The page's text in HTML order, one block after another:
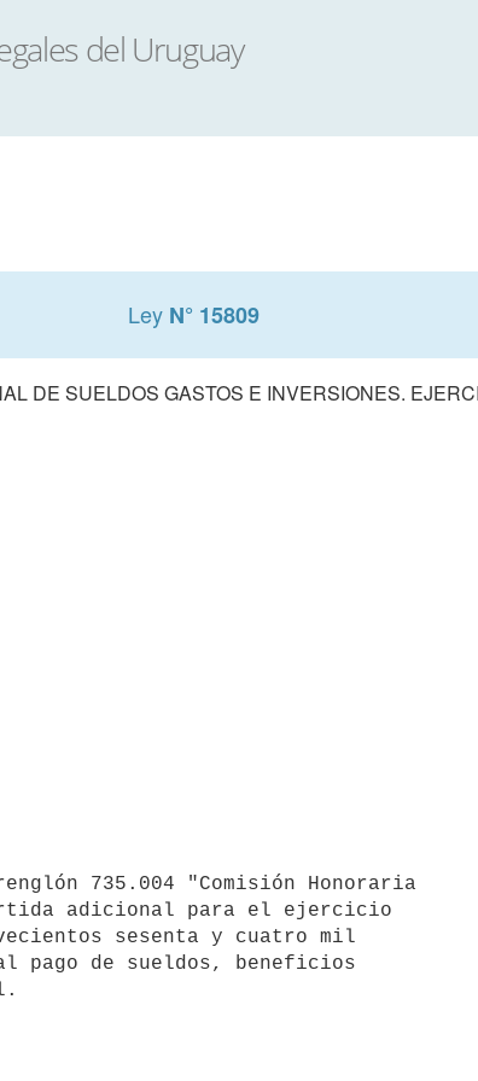
Ley N° 15809
DE SUELDOS GASTOS E INVERSIONES.
adicional para el ejercicio
sesenta y cuatro mil
pago de sueldos, beneficios